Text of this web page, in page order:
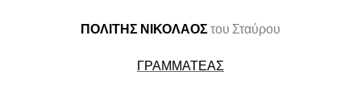
ΠΟΛΙΤΗΣ ΝΙΚΟΛΑΟΣ του Σταύρου
ΓΡΑΜΜΑΤΕΑΣ